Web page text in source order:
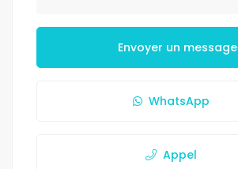
Envoyer un message
WhatsApp
Appel